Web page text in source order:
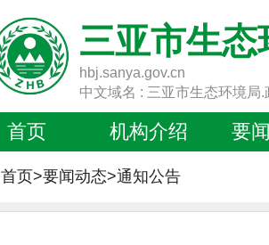
三亚市生态
hbj.sanya.gov.cn
中文域名 : 三亚市生态环境局.
首页 机构介绍 要
首页>要闻动态>通知公告